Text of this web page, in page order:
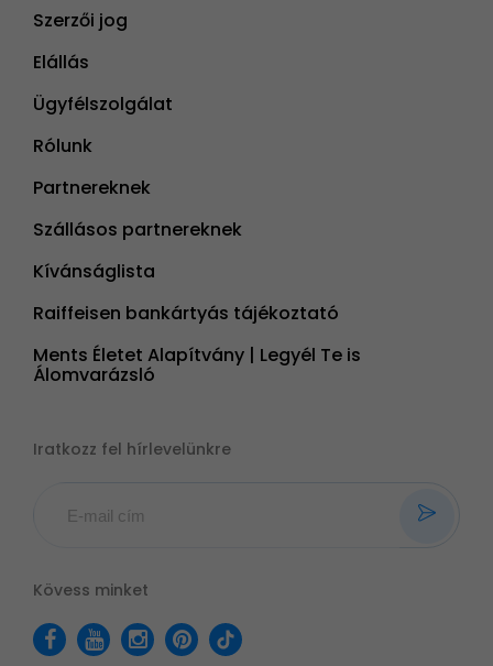
Szerzői jog
Elállás
Ügyfélszolgálat
Rólunk
Partnereknek
Szállásos partnereknek
Kívánságlista
Raiffeisen bankártyás tájékoztató
Ments Életet Alapítvány | Legyél Te is
Álomvarázsló
Iratkozz fel hírlevelünkre
Kövess minket